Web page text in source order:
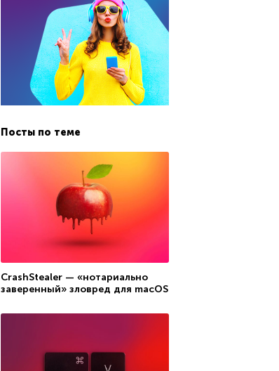
Посты по теме
CrashStealer — «нотариально
заверенный» зловред для macOS